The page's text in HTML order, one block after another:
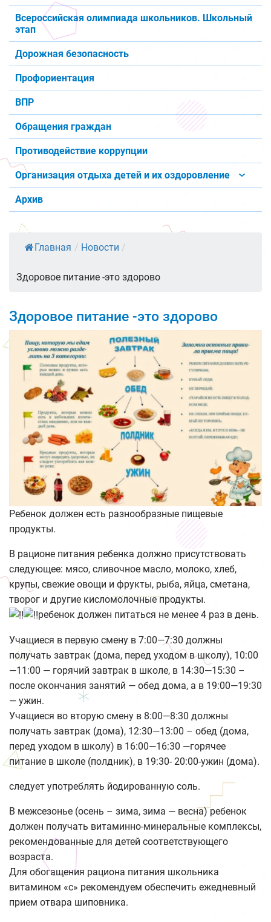
Всероссийская олимпиада школьников. Школьный
этап
Дорожная безопасность
Профориентация
ВПР
Обращения граждан
Противодействие коррупции
Организация отдыха детей и их оздоровление
Архив
Главная / Новости /
Здоровое питание -это здорово
Здоровое питание -это здорово
Ребенок должен есть разнообразные пищевые
продукты.
В рационе питания ребенка должно присутствовать
следующее: мясо, сливочное масло, молоко, хлеб,
крупы, свежие овощи и фрукты, рыба, яйца, сметана,
творог и другие кисломолочные продукты.
ребенок должен питаться не менее 4 раз в день.
Учащиеся в первую смену в 7:00—7:30 должны
получать завтрак (дома, перед уходом в школу), 10:00
—11:00 — горячий завтрак в школе, в 14:30—15:30 –
после окончания занятий — обед дома, а в 19:00—19:30
— ужин.
Учащиеся во вторую смену в 8:00—8:30 должны
получать завтрак (дома), 12:30—13:00 – обед (дома,
перед уходом в школу) в 16:00—16:30 —горячее
питание в школе (полдник), в 19:30- 20:00-ужин (дома).
следует употреблять йодированную соль.
В межсезонье (осень – зима, зима — весна) ребенок
должен получать витаминно-минеральные комплексы,
рекомендованные для детей соответствующего
возраста.
Для обогащения рациона питания школьника
витамином «с» рекомендуем обеспечить ежедневный
прием отвара шиповника.